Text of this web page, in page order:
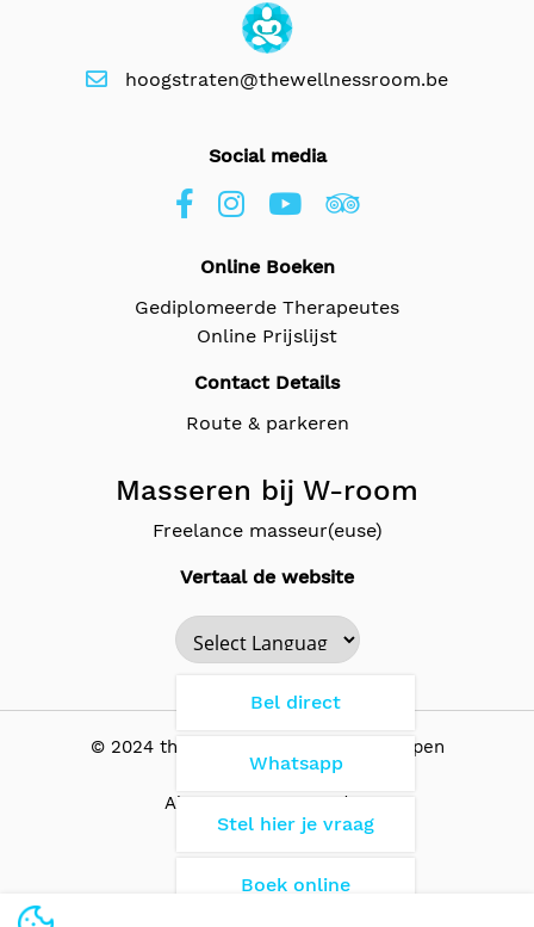
hoogstraten@thewellnessroom.be
Social media
Online Boeken
Gediplomeerde Therapeutes
Online Prijslijst
Contact Details
Route & parkeren
Masseren bij W-room
Freelance masseur(euse)
Vertaal de website
Powered by
© 2024 the Wellness Room - Antwerpen
Algemene Voorwaarden
Bel direct
Whatsapp
Stel hier je vraag
Boek online